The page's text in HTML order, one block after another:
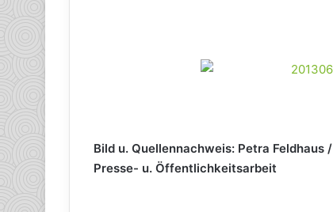
Bild u. Quellennachweis: Petra Feldhaus
Presse- u. Öffentlichkeitsarbeit